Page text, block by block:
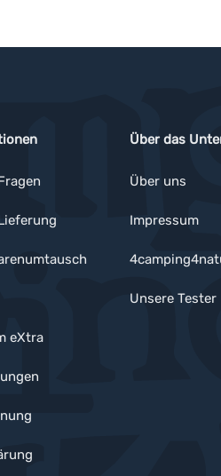
eXtra
Über das
Über uns
Impressum
Unsere Tester